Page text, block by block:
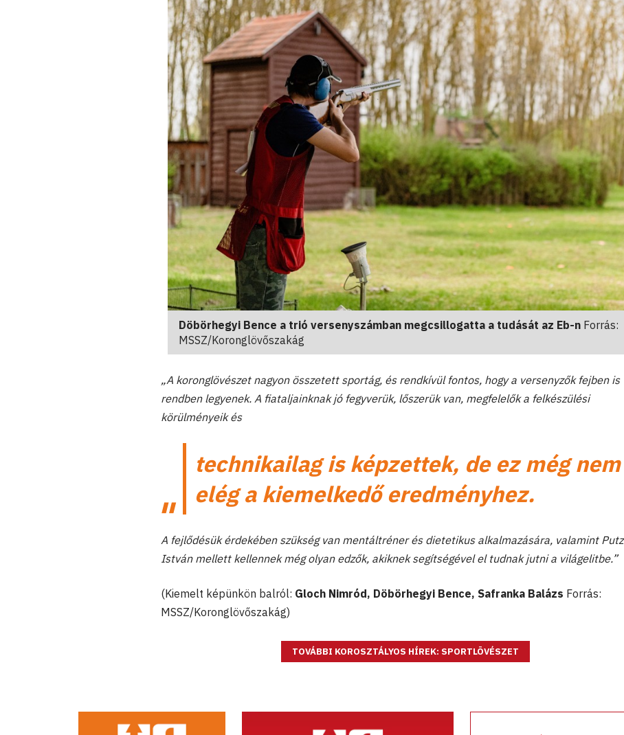
Döbörhegyi Bence a trió versenyszámban megcsillogatta a tudását az Eb-n Forrás:
MSSZ/Koronglövőszakág
„A koronglövészet nagyon összetett sportág, és rendkívül fontos, hogy a versenyzők fejben is
rendben legyenek. A fiataljainknak jó fegyverük, lőszerük van, megfelelők a felkészülési
körülményeik és
technikailag is képzettek, de ez még nem
elég a kiemelkedő eredményhez.
A fejlődésük érdekében szükség van mentáltréner és dietetikus alkalmazására, valamint Putz
István mellett kellennek még olyan edzők, akiknek segítségével el tudnak jutni a világelitbe.”
(Kiemelt képünkön balról: Gloch Nimród, Döbörhegyi Bence, Safranka Balázs Forrás:
MSSZ/Koronglövőszakág)
TOVÁBBI KOROSZTÁLYOS HÍREK: SPORTLÖVÉSZET